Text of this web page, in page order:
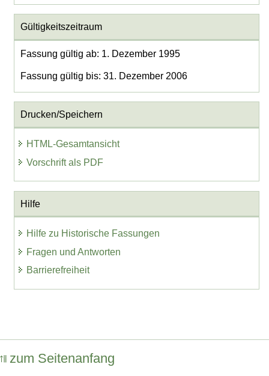
Gültigkeitszeitraum
Fassung gültig ab: 1. Dezember 1995
Fassung gültig bis: 31. Dezember 2006
Drucken/Speichern
HTML-Gesamtansicht
Vorschrift als PDF
Hilfe
Hilfe zu Historische Fassungen
Fragen und Antworten
Barrierefreiheit
zum Seitenanfang